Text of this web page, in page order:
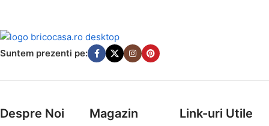
Suntem prezenti pe:
Despre Noi Magazin Link-uri Utile